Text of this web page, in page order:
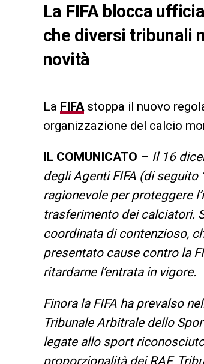
La FIFAblocca
che diversi tribunali
novità
La FIFA stoppa il nuovo
organizzazione del calcio
IL COMUNICATO – Il 16
degli Agenti FIFA (di seguito
ragionevole per proteggere
trasferimento dei calciatori.
coordinata di contenzioso,
presentato cause contro la
ritardarne l’entrata in vigore.
Finora la FIFA ha prevalso
Tribunale Arbitrale dello
legate allo sport
proporzionalità dei RAF.